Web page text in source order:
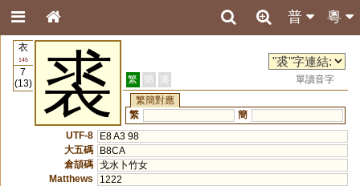
粵
普
衣
145
7
(13)
裘 繁 簡 港
單讀音字
繁簡對應
繁
簡
UTF-8
E8 A3 98
大五碼
B8CA
倉頡碼 戈水卜竹女
Matthews
1222